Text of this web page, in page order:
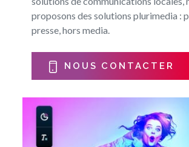
proposons des solutions plurimedia :
presse, hors media.
NOUS CONTACTER